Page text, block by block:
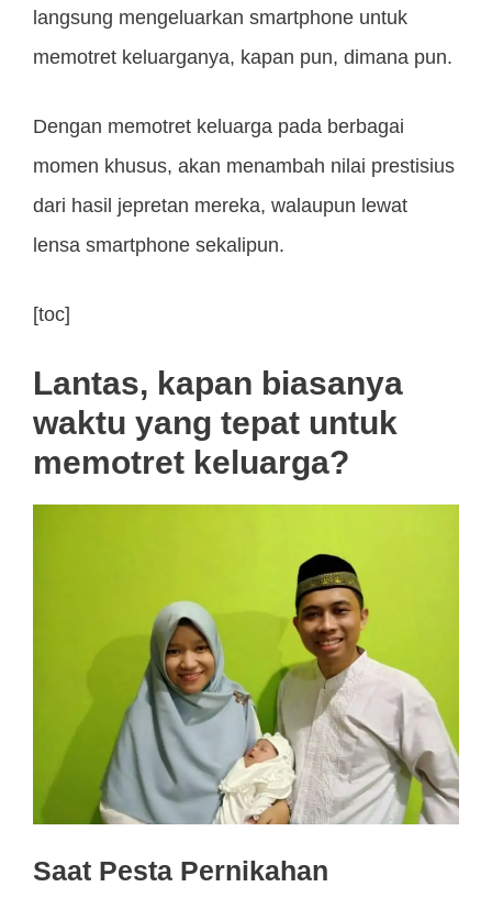
langsung mengeluarkan smartphone untuk
memotret keluarganya, kapan pun, dimana pun.
Dengan memotret keluarga pada berbagai
momen khusus, akan menambah nilai prestisius
dari hasil jepretan mereka, walaupun lewat
lensa smartphone sekalipun.
[toc]
Lantas, kapan biasanya
waktu yang tepat untuk
memotret keluarga?
Saat Pesta Pernikahan